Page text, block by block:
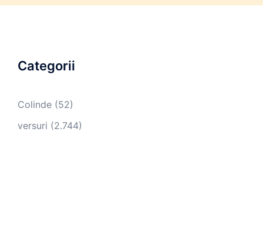
Categorii
Colinde (52)
versuri (2.744)